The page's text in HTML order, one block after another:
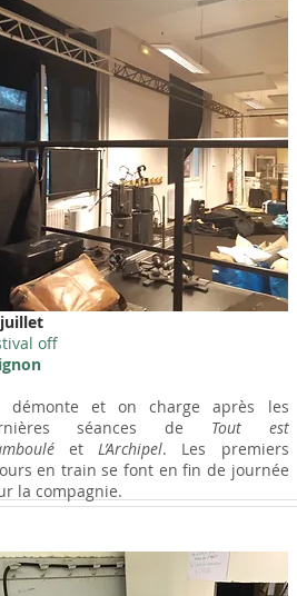
off
démonte et on charge après les
séances de Tout est
et L’Archipel. Les premiers
en train se font en fin de journée
la compagnie.